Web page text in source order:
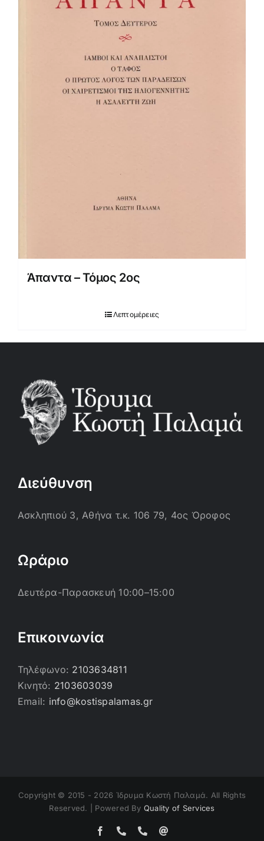
Άπαντα – Τόμος 2ος
Λεπτομέρειες
Διεύθυνση
Ασκληπιού 3, Αθήνα τ.κ. 106 79, 4ος Όροφος
Ωράριο
Δευτέρα-Παρασκευή 10:00–15:00
Επικοινωνία
Τηλέφωνο: 2103634811
Κινητό: 2103603039
Email: info@kostispalamas.gr
Copyright © 2015 - 2026 Ίδρυμα Κωστή Παλαμά. All Rights
Reserved. | Powered By Quality of Services
FacebookΤηλέφωνο
Τηλέφωνο